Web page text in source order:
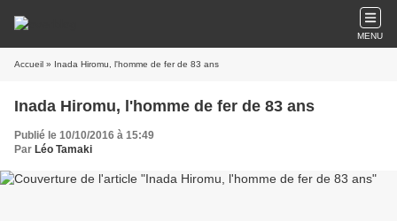
MENU
Accueil » Inada Hiromu, l'homme de fer de 83 ans
Inada Hiromu, l'homme de fer de 83 ans
Publié le 10/10/2016 à 15:49
Par Léo Tamaki